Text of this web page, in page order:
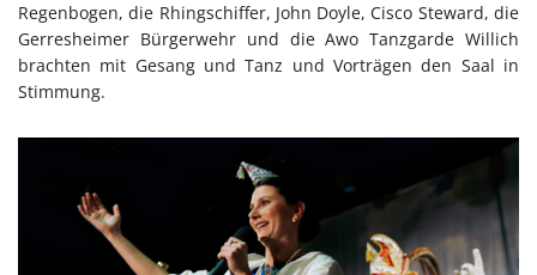
Regenbogen, die Rhingschiffer, John Doyle, Cisco Steward, die
Gerresheimer Bürgerwehr und die Awo Tanzgarde Willich
brachten mit Gesang und Tanz und Vorträgen den Saal in
Stimmung.